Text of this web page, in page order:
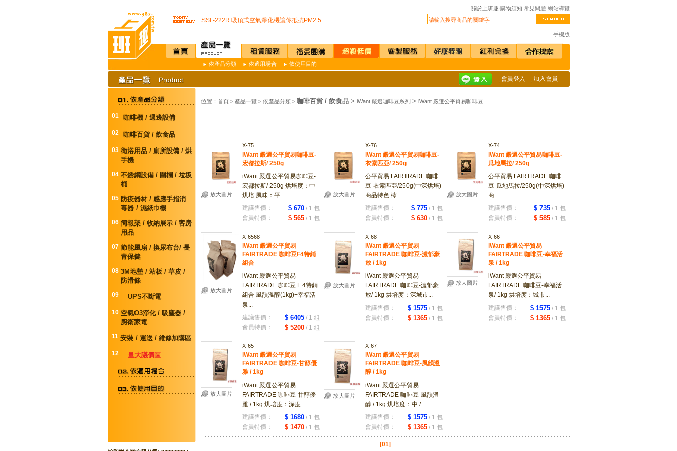
SSI -222R 吸頂式空氣淨化機讓你抵抗PM2.5
K387D全自動雙感溫酒精手部消毒機 升級不加價
唯一驗證過可有效抑制COVID-19的神器
通用型防疫透明面罩10入裝
不再害怕上公司廁所~馬桶座墊紙讓您如廁更安心
SSI -222R 吸頂式空氣淨化機讓你抵抗PM2.5
唯一驗證過可有效抑制COVID-19的神器
通用型防疫透明面罩10入裝
關於上班趣‧購物須知‧常見問題‧網站導覽
手機版
依產品分類 依適用場合 依使用目的
會員登入 加入會員
01 咖啡機 / 週邊設備
02 咖啡百貨 / 飲食品
03 衛浴用品 / 廁所設備 / 烘
手機
04 不銹鋼設備 / 圍欄 / 垃圾
桶
05 防疫器材 / 感應手指消
毒器 / 濕紙巾機
06 簡報架 / 收納展示 / 客房
用品
07 節能風扇 / 換尿布台/ 長
青保健
08 3M地墊 / 站板 / 草皮 /
防滑條
09 UPS不斷電
10 空氣O3淨化 / 吸塵器 /
廚衛家電
11 安裝 / 運送 / 維修加購區
12 量大議價區
位置： 首頁> 產品一覽 > 依產品分類> 咖啡百貨 / 飲食品> iWant 嚴選咖啡豆系列 > iWant 嚴選公平貿易咖啡豆
放大圖片
X-75
iWant 嚴選公平貿易咖啡豆-
宏都拉斯/ 250g
iWant 嚴選公平貿易咖啡豆-
宏都拉斯/ 250g 烘培度：中
烘培 風味：平...
建議售價：
$ 670/ 1 包
會員特價：
$ 565/ 1 包
放大圖片
X-76
iWant 嚴選公平貿易咖啡豆-
衣索匹亞/ 250g
公平貿易 FAIRTRADE 咖啡
豆-衣索匹亞/250g(中深烘培)
商品特色 檸...
建議售價：
$ 775/ 1 包
會員特價：
$ 630/ 1 包
放大圖片
X-74
iWant 嚴選公平貿易咖啡豆-
瓜地馬拉/ 250g
公平貿易 FAIRTRADE 咖啡
豆-瓜地馬拉/250g(中深烘培)
商...
建議售價：
$ 735/ 1 包
會員特價：
$ 585/ 1 包
放大圖片
X-6568
iWant 嚴選公平貿易
FAIRTRADE 咖啡豆F4特銷
組合
iWant 嚴選公平貿易
FAIRTRADE 咖啡豆 F 4特銷
組合 風韻溫醇(1kg)+幸福活
泉...
建議售價：
$ 6405/ 1 組
會員特價：
$ 5200/ 1 組
放大圖片
X-68
iWant 嚴選公平貿易
FAIRTRADE 咖啡豆-濃郁豪
放 / 1kg
iWant 嚴選公平貿易
FAIRTRADE 咖啡豆-濃郁豪
放/ 1kg 烘培度：深城市...
建議售價：
$ 1575/ 1 包
會員特價：
$ 1365/ 1 包
放大圖片
X-66
iWant 嚴選公平貿易
FAIRTRADE 咖啡豆-幸福活
泉 / 1kg
iWant 嚴選公平貿易
FAIRTRADE 咖啡豆-幸福活
泉/ 1kg 烘培度：城市...
建議售價：
$ 1575/ 1 包
會員特價：
$ 1365/ 1 包
放大圖片
X-65
iWant 嚴選公平貿易
FAIRTRADE 咖啡豆-甘醇優
雅 / 1kg
iWant 嚴選公平貿易
FAIRTRADE 咖啡豆-甘醇優
雅 / 1kg 烘培度：深度...
建議售價：
$ 1680/ 1 包
會員特價：
$ 1470/ 1 包
放大圖片
X-67
iWant 嚴選公平貿易
FAIRTRADE 咖啡豆-風韻溫
醇 / 1kg
iWant 嚴選公平貿易
FAIRTRADE 咖啡豆-風韻溫
醇 / 1kg 烘培度：中 / ...
建議售價：
$ 1575/ 1 包
會員特價：
$ 1365/ 1 包
[01]